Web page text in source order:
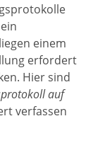
einem
erfordert
Hier sind
auf
verfassen